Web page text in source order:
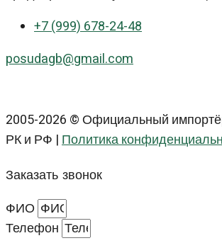
+7 (999) 678-24-48
posudagb@gmail.com
2005-2026 © Официальный
РК и РФ |Политика
Заказать звонок
ФИО
Телефон